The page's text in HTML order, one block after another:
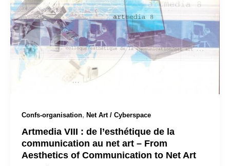
Confs-organisation, Net Art / Cyberspace
Artmedia VIII : de l’esthétique de la
communication au net art – From
Aesthetics of Communication to Net Art